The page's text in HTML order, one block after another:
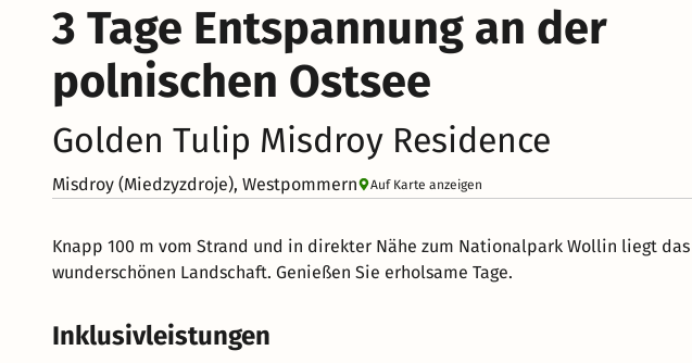
3 Tage Entspannung an der
polnischen Ostsee
Golden Tulip Misdroy Residence
Misdroy (Miedzyzdroje), Westpommern Auf Karte anzeigen
Knapp 100 m vom Strand und in direkter Nähe zum Nationalpark Wollin liegt
wunderschönen Landschaft. Genießen Sie erholsame Tage.
Inklusivleistungen